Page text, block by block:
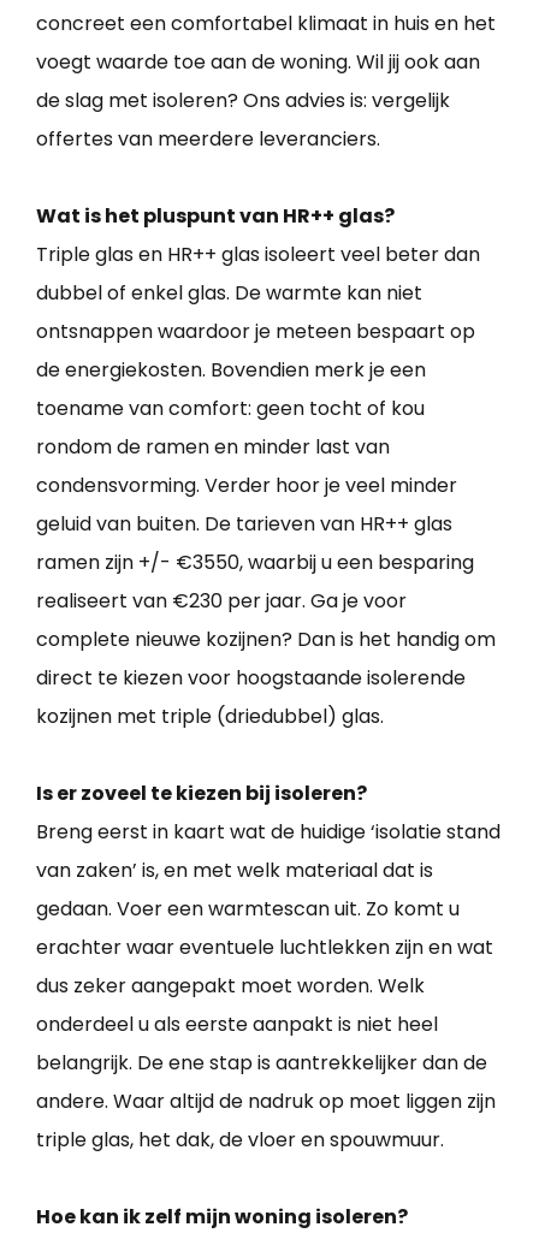
concreet een comfortabel klimaat in huis en het
voegt waarde toe aan de woning. Wil jij ook aan
de slag met isoleren? Ons advies is: vergelijk
offertes van meerdere leveranciers.
Wat is het pluspunt van HR++ glas?
Triple glas en HR++ glas isoleert veel beter dan
dubbel of enkel glas. De warmte kan niet
ontsnappen waardoor je meteen bespaart op
de energiekosten. Bovendien merk je een
toename van comfort: geen tocht of kou
rondom de ramen en minder last van
condensvorming. Verder hoor je veel minder
geluid van buiten. De tarieven van HR++ glas
ramen zijn +/- €3550, waarbij u een besparing
realiseert van €230 per jaar. Ga je voor
complete nieuwe kozijnen? Dan is het handig om
direct te kiezen voor hoogstaande isolerende
kozijnen met triple (driedubbel) glas.
Is er zoveel te kiezen bij isoleren?
Breng eerst in kaart wat de huidige ‘isolatie stand
van zaken’ is, en met welk materiaal dat is
gedaan. Voer een warmtescan uit. Zo komt u
erachter waar eventuele luchtlekken zijn en wat
dus zeker aangepakt moet worden. Welk
onderdeel u als eerste aanpakt is niet heel
belangrijk. De ene stap is aantrekkelijker dan de
andere. Waar altijd de nadruk op moet liggen zijn
triple glas, het dak, de vloer en spouwmuur.
Hoe kan ik zelf mijn woning isoleren?